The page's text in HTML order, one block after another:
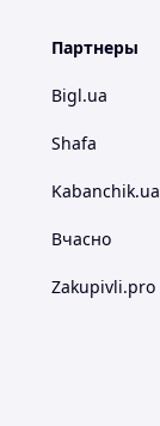
Партнеры
Bigl.ua
Shafa
Kabanchik.ua
Вчасно
Zakupivli.pro